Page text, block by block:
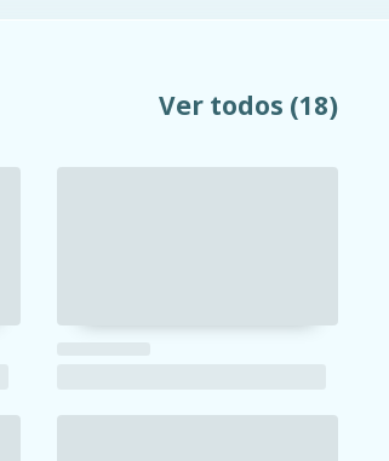
Ver todos (18)